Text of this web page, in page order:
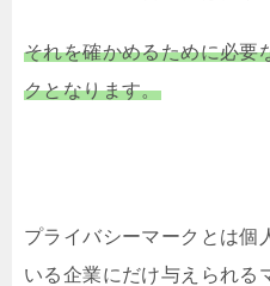
それを確かめるために必要
クとなります。
プライバシーマークとは個
いる企業にだけ与えられる